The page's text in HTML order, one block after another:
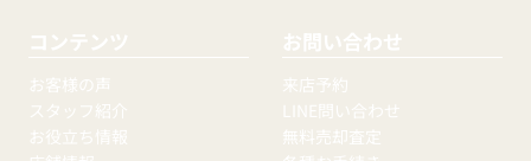
コンテンツ
お客様の声
スタッフ紹介
お役立ち情報
お問い合わせ
来店予約
LINE問い合わせ
無料売却査定